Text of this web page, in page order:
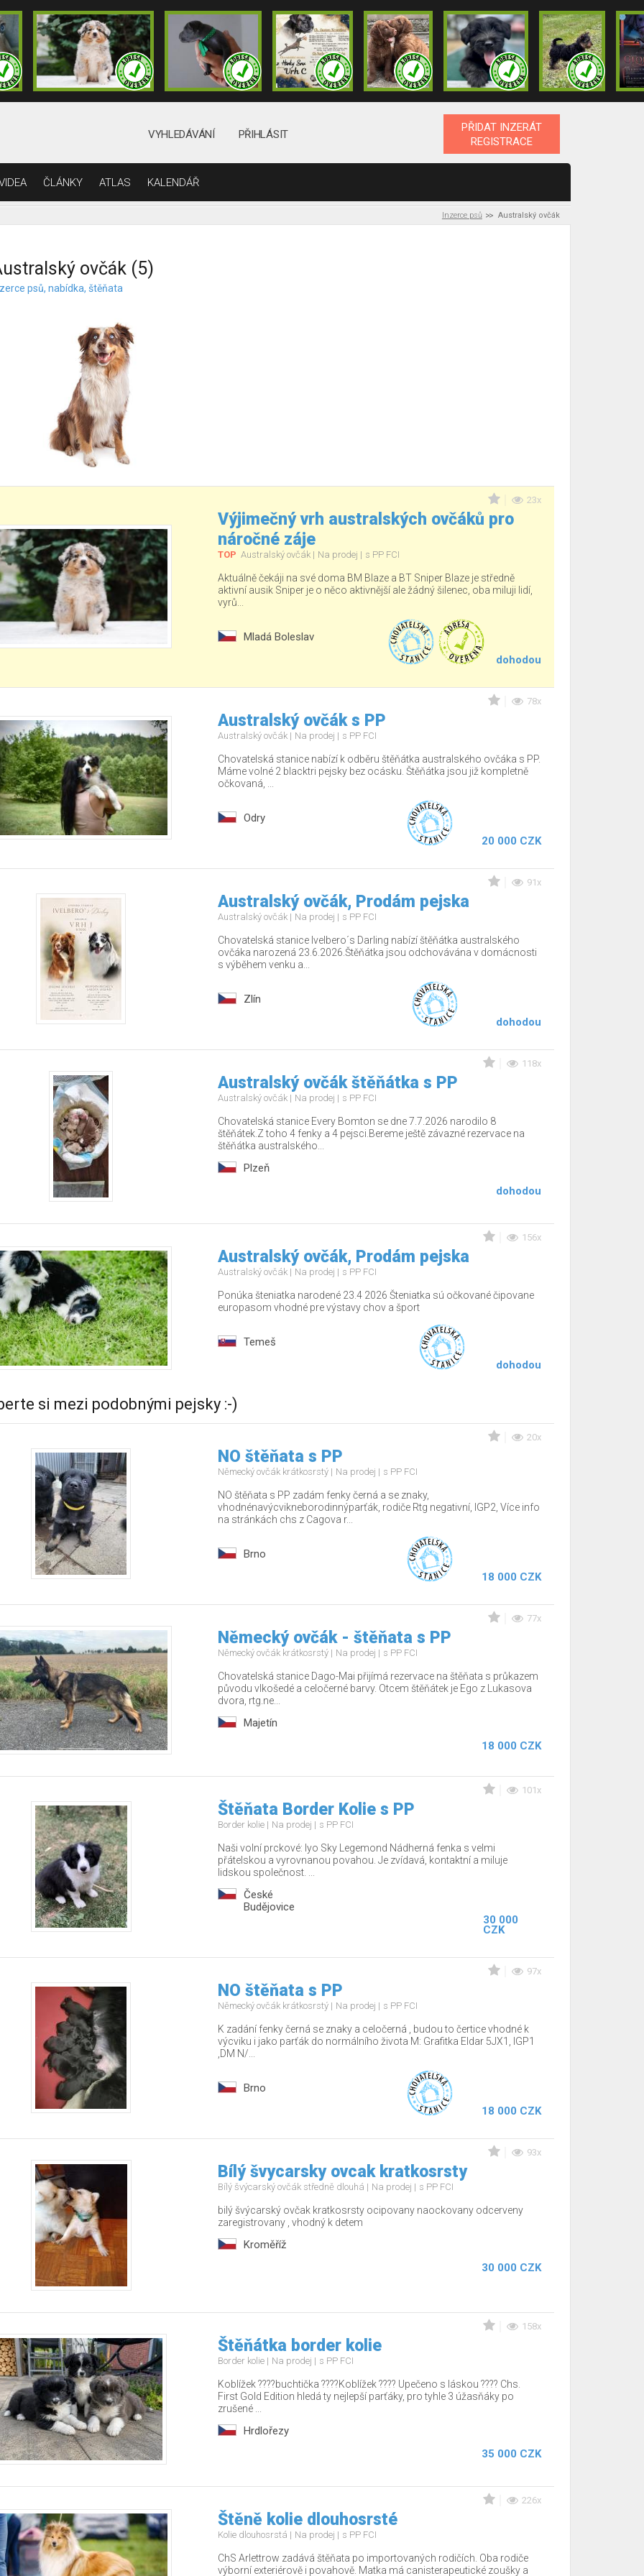
VYHLEDÁVÁNÍ PŘIHLÁSIT
PŘIDAT INZERÁT
REGISTRACE
ČLÁNKY ATLAS KALENDÁŘ
Inzerce psů Australský ovčák
ovčák (5)
psů, nabídka, štěňata
23x
Výjimečný vrh australských ovčáků pro
náročné záje
TOP Australský ovčák Na prodej s PP FCI
Aktuálně čekáji na své doma BM Blaze a BT Sniper Blaze je středně
aktivní ausik Sniper je o něco aktivnější ale žádný šilenec, oba miluji lidí,
vyrů...
Mladá Boleslav
dohodou
78x
Australský ovčák s PP
Australský ovčák Na prodej s PP FCI
Chovatelská stanice nabízí k odběru štěňátka australského ovčáka s PP.
Máme volné 2 blacktri pejsky bez ocásku. Štěňátka jsou již kompletně
očkovaná, ...
Odry
20 000 CZK
91x
Australský ovčák, Prodám pejska
Australský ovčák Na prodej s PP FCI
Chovatelská stanice Ivelbero´s Darling nabízí štěňátka australského
ovčáka narozená 23.6.2026.Štěňátka jsou odchovávána v domácnosti
s výběhem venku a...
Zlín
dohodou
118x
Australský ovčák štěňátka s PP
Australský ovčák Na prodej s PP FCI
Chovatelská stanice Every Bomton se dne 7.7.2026 narodilo 8
štěňátek.Z toho 4 fenky a 4 pejsci.Bereme ještě závazné rezervace na
štěňátka australského...
Plzeň
dohodou
156x
Australský ovčák, Prodám pejska
Australský ovčák Na prodej s PP FCI
Ponúka šteniatka narodené 23.4 2026 Šteniatka sú očkované čipovane
europasom vhodné pre výstavy chov a šport
Temeš
dohodou
si mezi podobnými pejsky :-)
20x
NO štěňata s PP
Německý ovčák krátkosrstý Na prodej s PP FCI
NO štěňata s PP zadám fenky černá a se znaky,
vhodnénavýcvikneborodinnýparťák, rodiče Rtg negativní, IGP2, Více info
na stránkách chs z Cagova r...
Brno
18 000 CZK
77x
Německý ovčák - štěňata s PP
Německý ovčák krátkosrstý Na prodej s PP FCI
Chovatelská stanice Dago-Mai přijímá rezervace na štěňata s průkazem
původu vlkošedé a celočerné barvy. Otcem štěňátek je Ego z Lukasova
dvora, rtg.ne...
Majetín
18 000 CZK
101x
Štěňata Border Kolie s PP
Border kolie Na prodej s PP FCI
Naši volní prckové: Iyo Sky Legemond Nádherná fenka s velmi
přátelskou a vyrovnanou povahou. Je zvídavá, kontaktní a miluje
lidskou společnost. ...
České
Budějovice
30 000
CZK
97x
NO štěňata s PP
Německý ovčák krátkosrstý Na prodej s PP FCI
K zadání fenky černá se znaky a celočerná , budou to čertice vhodné k
výcviku i jako parťák do normálního života M: Grafitka Eldar 5JX1, IGP1
,DM N/...
Brno
18 000 CZK
93x
Bílý švycarsky ovcak kratkosrsty
Bílý švýcarský ovčák středně dlouhá Na prodej s PP FCI
bilý švýcarský ovčak kratkosrsty ocipovany naockovany odcerveny
zaregistrovany , vhodný k detem
Kroměříž
30 000 CZK
158x
Štěňátka border kolie
Border kolie Na prodej s PP FCI
Koblížek ????buchtička ????Koblížek ???? Upečeno s láskou ???? Chs.
First Gold Edition hledá ty nejlepší parťáky, pro tyhle 3 úžasňáky po
zrušené ...
Hrdlořezy
35 000 CZK
226x
Štěně kolie dlouhosrsté
Kolie dlouhosrstá Na prodej s PP FCI
ChS Arlettrow zadává štěňata po importovaných rodičích. Oba rodiče
výborní exteriérově i povahově. Matka má canisterapeutické zoušky a